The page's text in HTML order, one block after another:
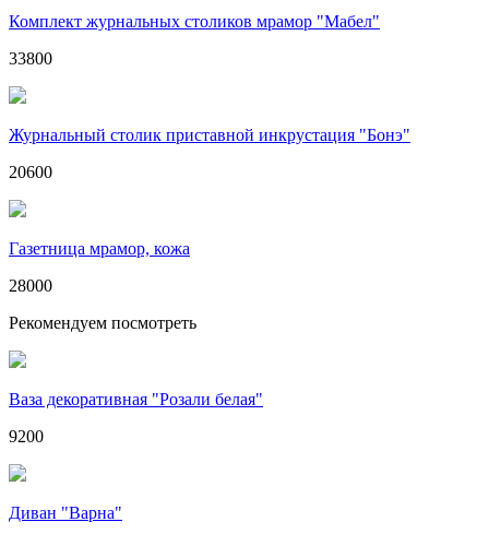
Комплект журнальных столиков мрамор "Мабел"
33800
Журнальный столик приставной инкрустация "Бонэ"
20600
Газетница мрамор, кожа
28000
Рекомендуем посмотреть
Ваза декоративная "Розали белая"
9200
Диван "Варна"